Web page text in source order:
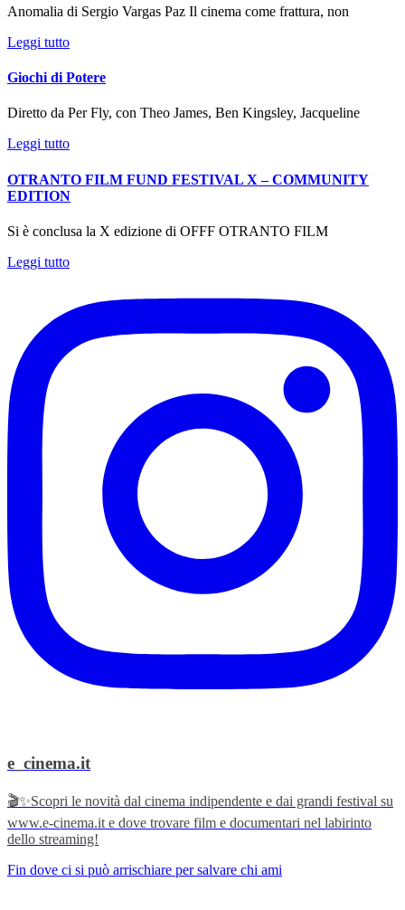
Anomalia di Sergio Vargas Paz Il cinema come frattura, non
Leggi tutto
Giochi di Potere
Diretto da Per Fly, con Theo James, Ben Kingsley, Jacqueline
Leggi tutto
OTRANTO FILM FUND FESTIVAL X – COMMUNITY
EDITION
Si è conclusa la X edizione di OFFF OTRANTO FILM
Leggi tutto
e_cinema.it
🎬✨Scopri le novità dal cinema indipendente e dai grandi festival su
www.e-cinema.it e dove trovare film e documentari nel labirinto
dello streaming!
Fin dove ci si può arrischiare per salvare chi ami